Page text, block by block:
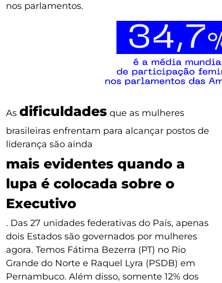
nos parlamentos.
As dificuldades que as mulheres
brasileiras enfrentam para alcançar postos de
liderança são ainda
mais evidentes quando a
lupa é colocada sobre o
Executivo
. Das 27 unidades federativas do País, apenas
dois Estados são governados por mulheres
agora. Temos Fátima Bezerra (PT) no Rio
Grande do Norte e Raquel Lyra (PSDB) em
Pernambuco. Além disso, somente 12% dos